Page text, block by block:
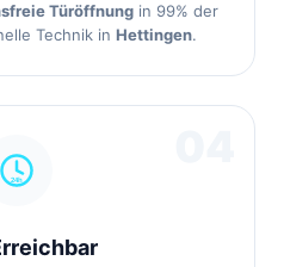
Türöffnungin 99% der
Technik in Hettingen.